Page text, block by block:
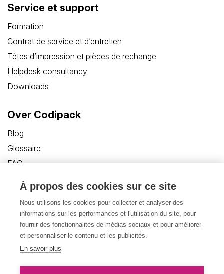
Service et support
Formation
Contrat de service et d’entretien
Têtes d’impression et pièces de rechange
Helpdesk consultancy
Downloads
Over Codipack
Blog
Glossaire
FAQ
Contact
À propos des cookies sur ce site
Nous utilisons les cookies pour collecter et analyser des
informations sur les performances et l'utilisation du site, pour
fournir des fonctionnalités de médias sociaux et pour améliorer
et personnaliser le contenu et les publicités.
En savoir plus